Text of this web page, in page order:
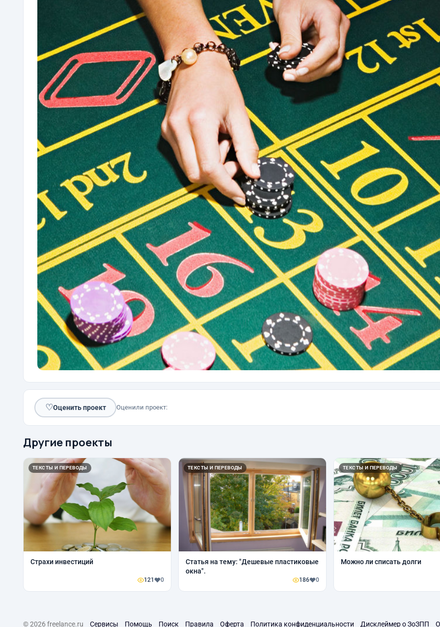
♡Оценить проект Оценили проект:
Другие проекты
ТЕКСТЫ И ПЕРЕВОДЫ
Страхи инвестиций
121 0
ТЕКСТЫ И ПЕРЕВОДЫ
Статья на тему: "Дешевые пластиковые
окна".
186 0
ТЕКСТЫ И ПЕРЕВОДЫ
Можно ли списать долги
© 2026 freelance.ru Сервисы Помощь Поиск Правила Оферта Политика конфиденциальности Дисклеймер о ЗоЗПП